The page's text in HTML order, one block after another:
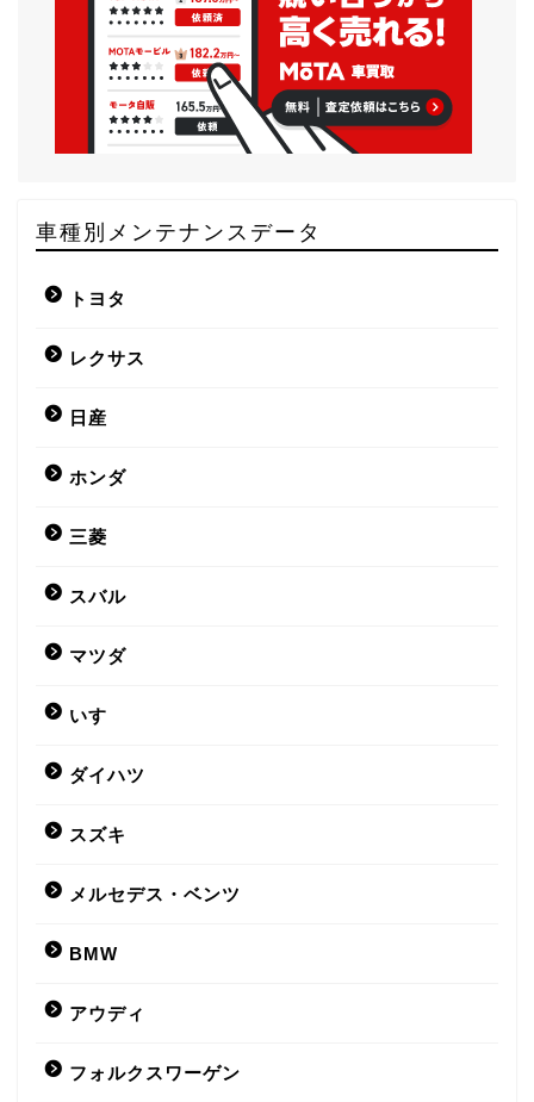
車種別メンテナンスデータ
トヨタ
レクサス
日産
ホンダ
三菱
スバル
マツダ
いすゞ
ダイハツ
スズキ
メルセデス・ベンツ
BMW
アウディ
フォルクスワーゲン